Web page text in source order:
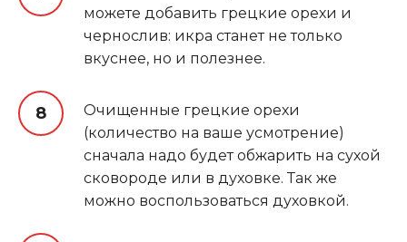
можете добавить грецкие орехи и
чернослив: икра станет не только
вкуснее, но и полезнее.
Очищенные грецкие орехи
(количество на ваше усмотрение)
сначала надо будет обжарить на сухой
сковороде или в духовке. Так же
можно воспользоваться духовкой.